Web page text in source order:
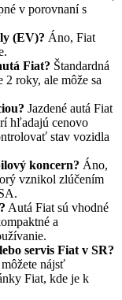
v porovnaní s
(EV)? Áno, Fiat
Fiat? Štandardná
roky, ale môže sa
Jazdené autá Fiat
hľadajú cenovo
stav vozidla
koncern? Áno,
vznikol zlúčením
Autá Fiat sú vhodné
a
servis Fiat v SR?
nájsť
Fiat, kde je k